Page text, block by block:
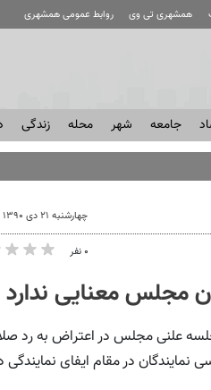
همشهری تی وی روابط عمومی همشهری
جامعه شهر محله زندگی
چهارشنبه ۲۱ دی ۱۳۹۰ - ۰۷:۳۸
۰ نفر
مجلس معنایی ندارد
علنی مجلس در اعتراض به رد
در مقام ایفای نمایندگی
بحران